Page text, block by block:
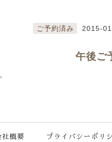
ご予約済み 2015-
午後ご
社概要 プライバシーポリ